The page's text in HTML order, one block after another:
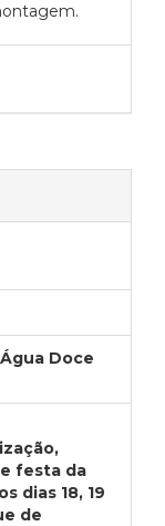
Doce
festa da
dias 18, 19
de